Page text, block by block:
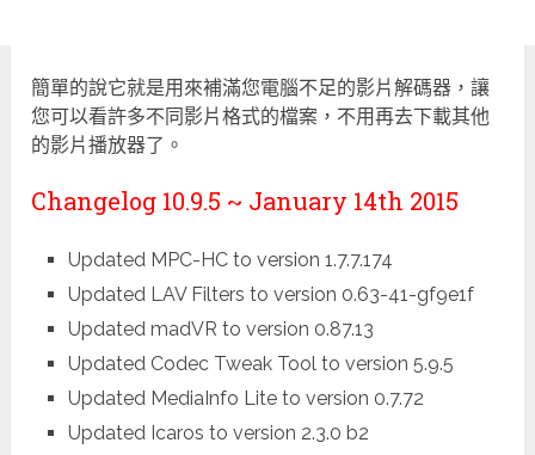
簡單的說它就是用來補滿您電腦不足的影片解碼器，讓
您可以看許多不同影片格式的檔案，不用再去下載其他
的影片播放器了。
Changelog 10.9.5 ~ January 14th 2015
Updated MPC-HC to version 1.7.7.174
Updated LAV Filters to version 0.63-41-gf9e1f
Updated madVR to version 0.87.13
Updated Codec Tweak Tool to version 5.9.5
Updated MediaInfo Lite to version 0.7.72
Updated Icaros to version 2.3.0 b2